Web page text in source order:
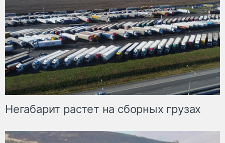
Негабарит растет на сборных грузах